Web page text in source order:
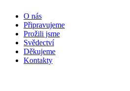
O nás
Připravujeme
Prožili jsme
Svědectví
Děkujeme
Kontakty